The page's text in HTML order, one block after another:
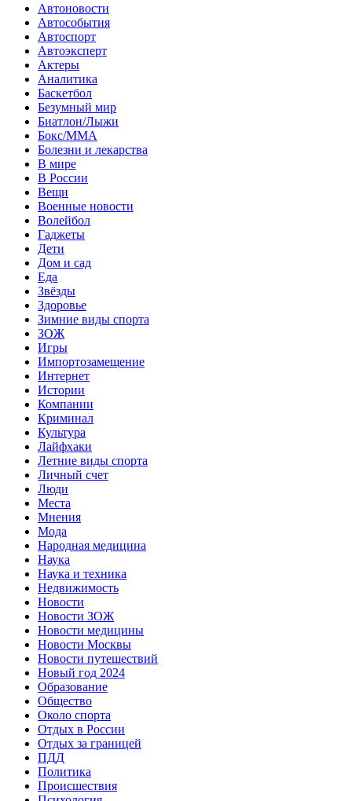
Автоновости
Автособытия
Автоспорт
Автоэксперт
Актеры
Аналитика
Баскетбол
Безумный мир
Биатлон/Лыжи
Бокс/MMA
Болезни и лекарства
В мире
В России
Вещи
Военные новости
Волейбол
Гаджеты
Дети
Дом и сад
Еда
Звёзды
Здоровье
Зимние виды спорта
ЗОЖ
Игры
Импортозамещение
Интернет
Истории
Компании
Криминал
Культура
Лайфхаки
Летние виды спорта
Личный счет
Люди
Места
Мнения
Мода
Народная медицина
Наука
Наука и техника
Недвижимость
Новости
Новости ЗОЖ
Новости медицины
Новости Москвы
Новости путешествий
Новый год 2024
Образование
Общество
Около спорта
Отдых в России
Отдых за границей
ПДД
Политика
Происшествия